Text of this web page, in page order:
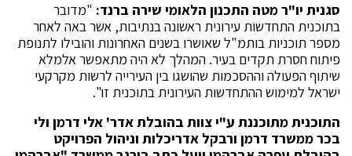
סגנית יו"ר מטה התכנון הלאומי שירה ברנד:"מדובר
בתוכנית התחדשות עירונית ראשונה בנתיבות, אשר באה לאחר
מספר תוכניות בותמ"ל שאושרו בשנים האחרונות והובילו לתנופת
פיתוח חסרת תקדים בעיר. המהלך לא היה מתאפשר אלמלא
שיתוף הפעולה וההסכמות שהושגו בין העירייה לרשות מקרקעי
ישראל למימוש ההתחדשות העירונית בתוכנית זו".
התוכנית מתוכננת ע"י צוות בהובלת אדר' אלי דרמן ולי
בכר ממשרד דרמן ורבקל אדריכלות וניהול הפרויקט